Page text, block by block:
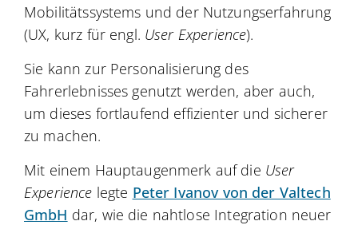
Mobilitätssystems und der Nutzungserfahrung
(UX, kurz für engl. User Experience).
Sie kann zur Personalisierung des
Fahrerlebnisses genutzt werden, aber auch,
um dieses fortlaufend effizienter und sicherer
zu machen.
Mit einem Hauptaugenmerk auf die User
Experience legte Peter Ivanov von der Valtech
GmbH dar, wie die nahtlose Integration neuer